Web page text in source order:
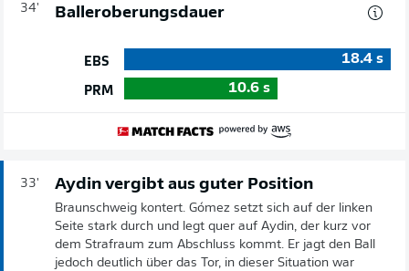
34' Balleroberungsdauer
EBS
PRM
18.4 s
10.6s
33' Aydin vergibt aus guter Position
Braunschweig kontert. Gómez setzt sich auf der linken
Seite stark durch und legt quer auf Aydin, der kurz vor
dem Strafraum zum Abschluss kommt. Er jagt den Ball
jedoch deutlich über das Tor, in dieser Situation war